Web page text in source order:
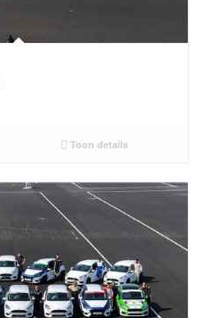
Toon details